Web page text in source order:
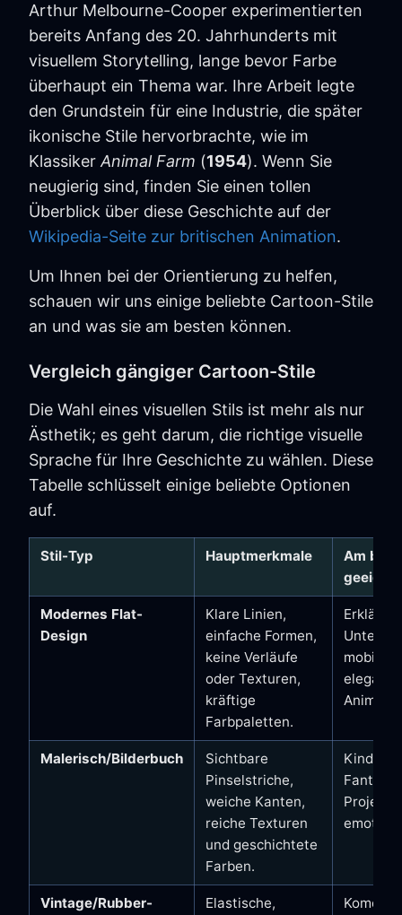
Arthur Melbourne-Cooper experimentierten
bereits Anfang des 20. Jahrhunderts mit
visuellem Storytelling, lange bevor Farbe
überhaupt ein Thema war. Ihre Arbeit legte
den Grundstein für eine Industrie, die später
ikonische Stile hervorbrachte, wie im
KlassikerAnimal Farm (1954). Wenn Sie
neugierig sind, finden Sie einen tollen
Überblick über diese Geschichte auf der
Wikipedia-Seite zur britischen Animation.
Um Ihnen bei der Orientierung zu helfen,
schauen wir uns einige beliebte Cartoon-Stile
an und was sie am besten können.
Vergleich gängiger Cartoon-Stile
Die Wahl eines visuellen Stils ist mehr als nur
Ästhetik; es geht darum, die richtige visuelle
Sprache für Ihre Geschichte zu wählen. Diese
Tabelle schlüsselt einige beliebte Optionen
auf.
Stil-Typ Hauptmerkmale
Am
Modernes Flat-
Design
Klare Linien,
einfache Formen,
keine Verläufe
oder Texturen,
kräftige
Farbpaletten.
mobile
Malerisch/Bilderbuch
Sichtbare
Pinselstriche,
weiche Kanten,
reiche Texturen
und geschichtete
Farben.
Projekte
Vintage/Rubber-
Elastische,